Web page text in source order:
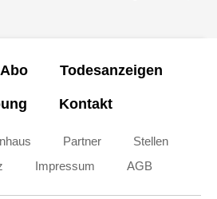
Abo Todesanzeigen
Kontakt
Partner
Stellen
Impressum AGB